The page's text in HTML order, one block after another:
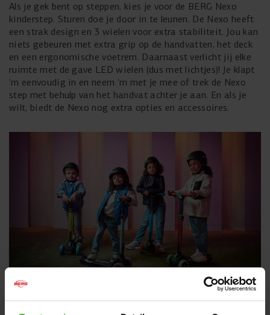
Als je gek bent op steppen, kies je voor de BERG Nexo
kinderstep. Sturen doe je door in te leunen. De Nexo heeft
een strak design en 3 wielen voor extra stabiliteit. Jou kan
niets gebeuren met extra grip op de handvatten, het deck
en een ergonomische voetrem. Daarnaast verlicht jij elke
ruimte met de gave LED wielen (dus met lichtjes)! Je klapt
‘m eenvoudig in en neem ‘m met je mee of trek de Nexo
step met behulp van het handvat achter je aan. En als je
wilt, biedt de Nexo nog extra opties en accessoires.